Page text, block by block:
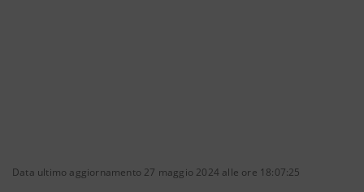
Data ultimo aggiornamento 27 maggio 2024 alle ore 18:07:25